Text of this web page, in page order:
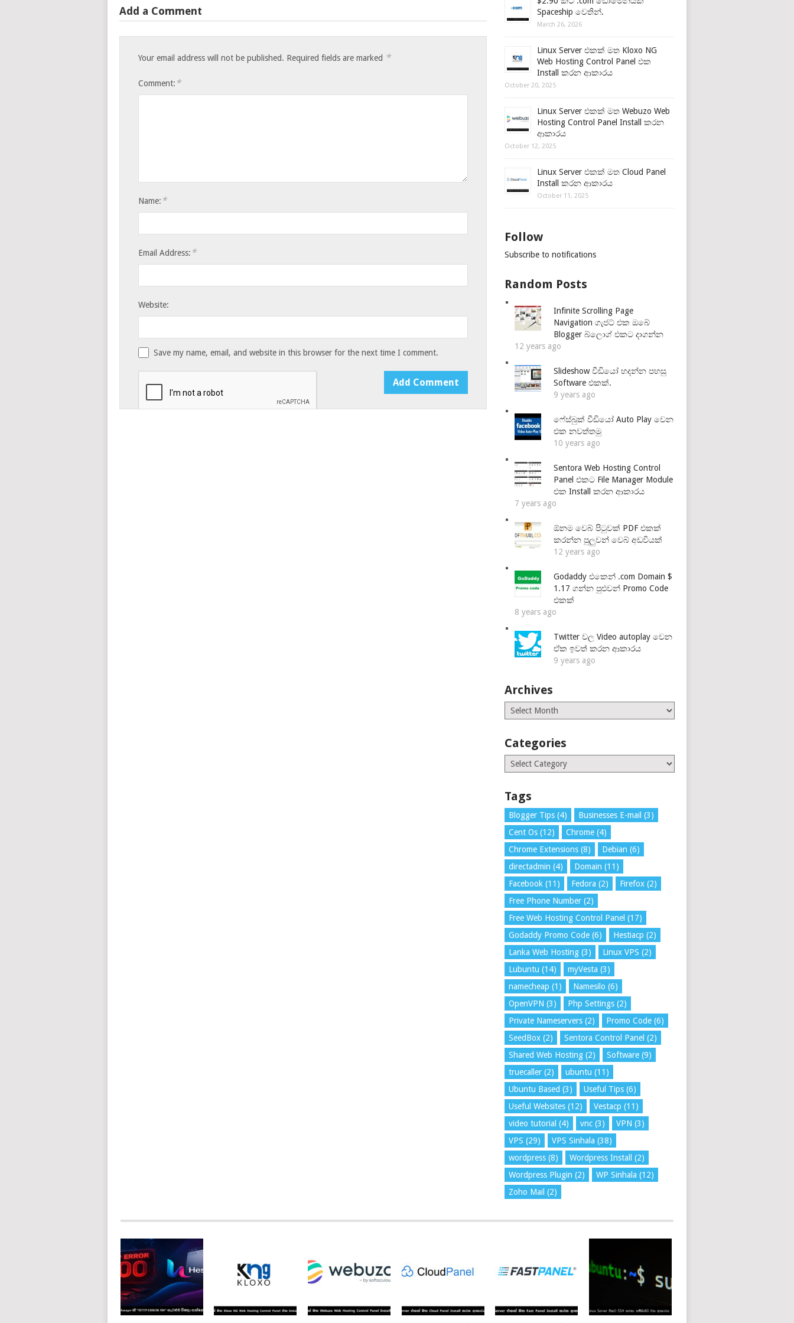
Add a Comment
Your email address will not be published. Required fields are marked *
Comment: *
Name: *
Email Address: *
Website:
Save my name, email, and website in this browser for the next time I comment.
Spaceship වෙතින්.
March 26, 2026
Linux Server එකක් මත Kloxo NG
Web Hosting Control Panel එක
Install කරන ආකාරය
October 20, 2025
Linux Server එකක් මත Webuzo Web
Hosting Control Panel Install කරන
ආකාරය
October 12, 2025
Linux Server එකක් මත Cloud Panel
Install කරන ආකාරය
October 11, 2025
Follow
Subscribe to notifications
Random Posts
Infinite Scrolling Page
Navigation ගැජට් එක ඔබේ
Blogger බ්ලොග් එකට දාගන්න
12 years ago
Slideshow වීඩියෝ හදන්න පහසු
Software එකක්.
9 years ago
ෆේස්බුක් වීඩියෝ Auto Play වෙන
එක නවත්තමු
10 years ago
Sentora Web Hosting Control
Panel එකට File Manager Module
එක Install කරන ආකාරය
7 years ago
ඕනම වෙබ් පිටුවක් PDF එකක්
කරන්න පුලුවන් වෙබ් අඩවියක්
12 years ago
Godaddy එකෙන් .com Domain $
1.17 ගන්න පුළුවන් Promo Code
එකක්
8 years ago
Twitter වල Video autoplay වෙන
ඒක ඉවත් කරන ආකාරය
9 years ago
Archives
Archives
Categories
Categories
Tags
Blogger Tips (4) Businesses E-mail (3)
Cent Os (12) Chrome (4)
Chrome Extensions (8) Debian (6)
directadmin (4) Domain (11)
Facebook (11) Fedora (2) Firefox (2)
Free Phone Number (2)
Free Web Hosting Control Panel (17)
Godaddy Promo Code (6) Hestiacp (2)
Lanka Web Hosting (3) Linux VPS (2)
Lubuntu (14) myVesta (3)
namecheap (1) Namesilo (6)
OpenVPN (3) Php Settings (2)
Private Nameservers (2) Promo Code (6)
SeedBox (2) Sentora Control Panel (2)
Shared Web Hosting (2) Software (9)
truecaller (2) ubuntu (11)
Ubuntu Based (3) Useful Tips (6)
Useful Websites (12) Vestacp (11)
video tutorial (4) vnc (3) VPN (3)
VPS (29) VPS Sinhala (38)
wordpress (8) Wordpress Install
(2)
Wordpress Plugin (2) WP Sinhala (12)
Zoho Mail (2)